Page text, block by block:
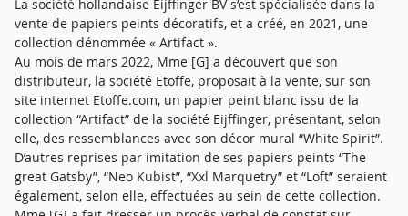
La société hollandaise Eijffinger BV s’est spécialisée dans la
vente de papiers peints décoratifs, et a créé, en 2021, une
collection dénommée « Artifact ».
Au mois de mars 2022, Mme [G] a découvert que son
distributeur, la société Etoffe, proposait à la vente, sur son
site internet Etoffe.com, un papier peint blanc issu de la
collection “Artifact” de la société Eijffinger, présentant, selon
elle, des ressemblances avec son décor mural “White Spirit”.
D’autres reprises par imitation de ses papiers peints “The
great Gatsby”, “Neo Kubist”, “Xxl Marquetry” et “Loft” seraient
également, selon elle, effectuées au sein de cette collection.